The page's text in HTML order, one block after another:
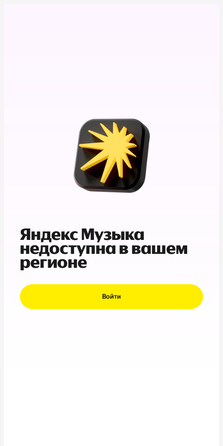
Яндекс Музыка
недоступна в вашем
регионе
Войти